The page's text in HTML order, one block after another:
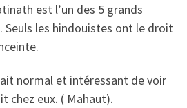
est l’un des 5 grands
Seuls les hindouistes ont le droit
normal et intéressant de voir
chez eux. ( Mahaut).